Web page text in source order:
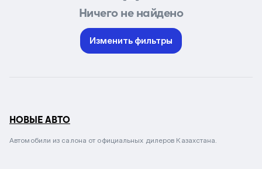
Ничего не найдено
Изменить фильтры
НОВЫЕ АВТО
Автомобили из салона от официальных дилеров Казахстана.